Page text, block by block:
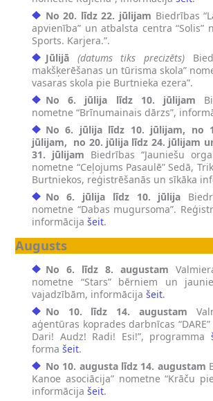
No 20. līdz 22. jūlijam Biedrības
apvienība” un atbalsta centra “Solis”
Sports. Karjera.”.
Jūlijā
(datums tiks precizēts)
makšķerēšanas un tūrisma skola”
vasaras skola pie Burtnieka ezera”.
No 6. jūlija līdz 10. jūlijam
nometne “Brīnumainais dārzs”,
No 6. jūlija līdz 10. jūlijam, no
jūlijam, no 20. jūlija līdz 24. jūlijam
31. jūlijam Biedrības “Jauniešu
nometne “Ceļojums Pasaulē” Sedā,
Burtniekos, reģistrēšanās un sīkāka
No 6. jūlija līdz 10. jūlija
nometne “Dabas mugursoma”.
informācijašeit.
Augusts
No 6. līdz 8. augustam
nometne “Stars” bērniem un
vajadzībām, informācijašeit.
No 10. līdz 14. augustam
aģentūras koprades darbnīcas “DARE”
Dari! Audz! Radi! Esi!”, programma
formašeit.
No 10. augusta līdz 14. augustam
Kanoe asociācija” nometne “Krāču
informācijašeit.